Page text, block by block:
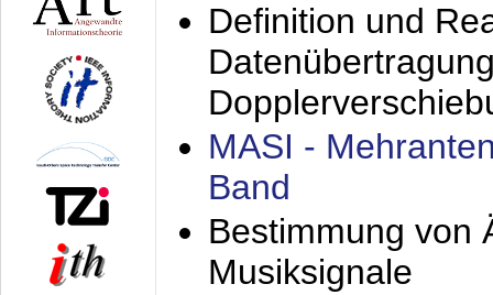
Definition und
MASI -
Band
Bestimmung von
Musiksignale